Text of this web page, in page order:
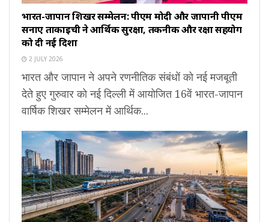
भारत-जापान शिखर सम्मेलन: पीएम मोदी और जापानी पीएम
सनाए ताकाइची ने आर्थिक सुरक्षा, तकनीक और रक्षा सहयोग
को दी नई दिशा
2 JULY 2026
भारत और जापान ने अपने रणनीतिक संबंधों को नई मजबूती
देते हुए गुरुवार को नई दिल्ली में आयोजित 16वें भारत-जापान
वार्षिक शिखर सम्मेलन में आर्थिक...